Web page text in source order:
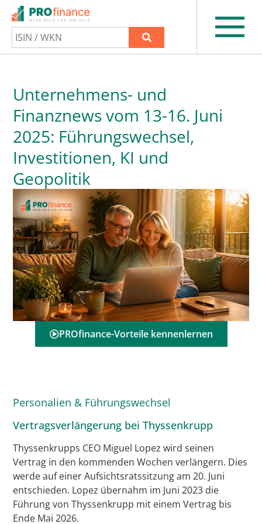
Unternehmens- und
Finanznews vom 13-16. Juni
2025: Führungswechsel,
Investitionen, KI und
Geopolitik
PROfinance-Vorteile kennenlernen
Personalien & Führungswechsel
Vertragsverlängerung bei Thyssenkrupp
Thyssenkrupps CEO Miguel Lopez wird seinen
Vertrag in den kommenden Wochen verlängern. Dies
werde auf einer Aufsichtsratssitzung am 20. Juni
entschieden. Lopez übernahm im Juni 2023 die
Führung von Thyssenkrupp mit einem Vertrag bis
Ende Mai 2026.